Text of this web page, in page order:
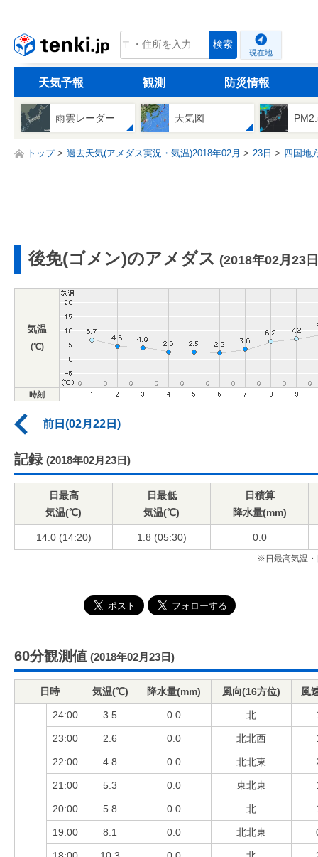
tenki.jp 検索
現在地
天気予報 観測 防災情報
雨雲レーダー 天気図
トップ 過去天気(アメダス実況・気温)2018年02月 23日 四国地
後免(ゴメン)のアメダス (2018年02月23
気温
(℃)
時刻
前日(02月22日)
記録 (2018年02月23日)
日最高
気温(℃)
日最低
気温(℃)
日積算
降水量(mm)
14.0 (14:20) 1.8 (05:30) 0.0
※日最高気温・
60分観測値 (2018年02月23日)
日時 気温(℃) 降水量(mm) 風向(16方位) 風
24:00 3.5 0.0 北
23:00 2.6 0.0 北北西
22:00 4.8 0.0 北北東
21:00 5.3 0.0 東北東
20:00 5.8 0.0 北
19:00 8.1 0.0 北北東